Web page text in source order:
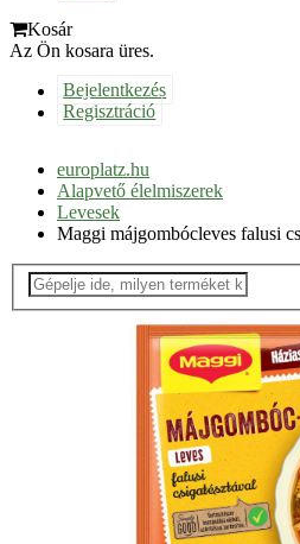
Kosár
Az Ön kosara üres.
Bejelentkezés
Regisztráció
europlatz.hu
Alapvető élelmiszerek
Levesek
Maggi májgombócleves falusi